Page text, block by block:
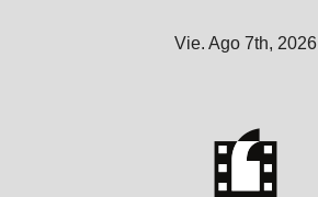
Vie. Ago 7th, 2026